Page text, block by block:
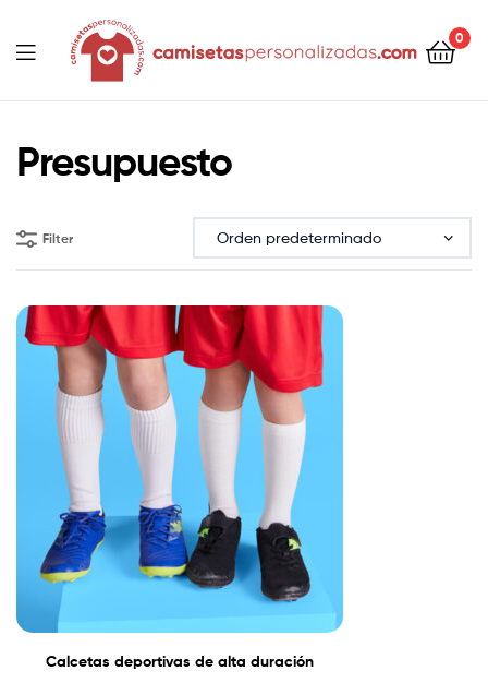
Camisetaspersonalizadas.com
0
Presupuesto
Filter
Calcetas deportivas de alta duración